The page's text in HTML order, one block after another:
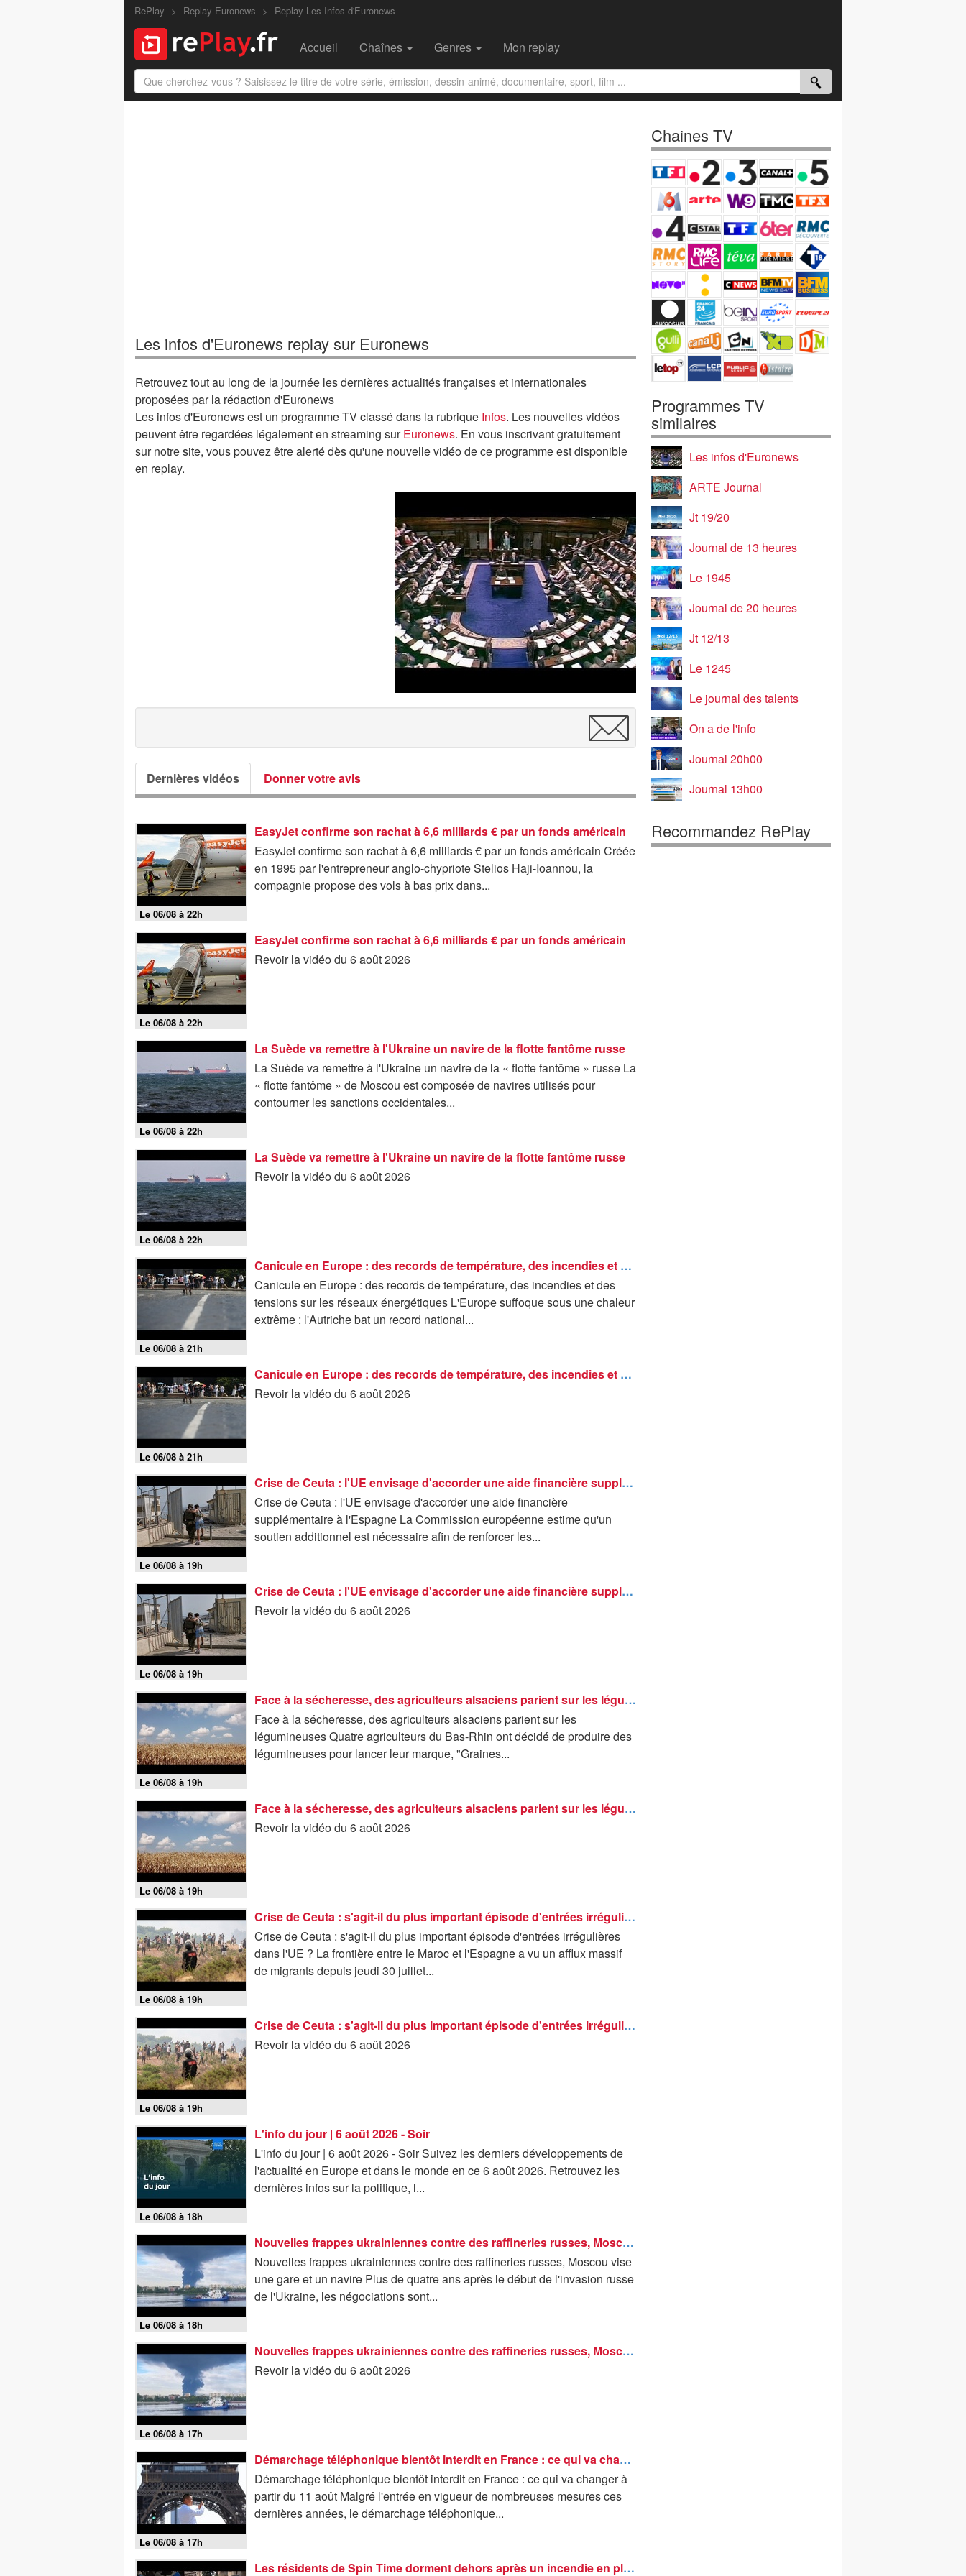
RePlay Replay Euronews Replay Les Infos d'Euronews
Accueil Chaînes Genres Mon replay
Les infos d'Euronews replay sur Euronews
Retrouvez tout au long de la journée les dernières actualités françaises et internationales
proposées par la rédaction d'Euronews
Les infos d'Euronews est un programme TV classé dans la rubrique Infos. Les nouvelles vidéos
peuvent être regardées légalement en streaming surEuronews. En vous inscrivant gratuitement
sur notre site, vous pouvez être alerté dès qu'une nouvelle vidéo de ce programme est disponible
en replay.
Dernières vidéos Donner votre avis
Le 06/08 à 22h
EasyJet confirme son rachat à 6,6 milliards € par un fonds américain
EasyJet confirme son rachat à 6,6 milliards € par un fonds américain Créée
en 1995 par l'entrepreneur anglo-chypriote Stelios Haji-Ioannou, la
compagnie propose des vols à bas prix dans...
Le 06/08 à 22h
EasyJet confirme son rachat à 6,6 milliards € par un fonds américain
Revoir la vidéo du 6 août 2026
Le 06/08 à 22h
La Suède va remettre à l'Ukraine un navire de la flotte fantôme russe
La Suède va remettre à l'Ukraine un navire de la « flotte fantôme » russe La
« flotte fantôme » de Moscou est composée de navires utilisés pour
contourner les sanctions occidentales...
Le 06/08 à 22h
La Suède va remettre à l'Ukraine un navire de la flotte fantôme russe
Revoir la vidéo du 6 août 2026
Le 06/08 à 21h
Canicule en Europe : des records de température, des incendies et des tensions sur les réseaux...
Canicule en Europe : des records de température, des incendies et des
tensions sur les réseaux énergétiques L'Europe suffoque sous une chaleur
extrême : l'Autriche bat un record national...
Le 06/08 à 21h
Canicule en Europe : des records de température, des incendies et des tensions sur les réseaux...
Revoir la vidéo du 6 août 2026
Le 06/08 à 19h
Crise de Ceuta : l'UE envisage d'accorder une aide financière supplémentaire à l'Espagne
Crise de Ceuta : l'UE envisage d'accorder une aide financière
supplémentaire à l'Espagne La Commission européenne estime qu'un
soutien additionnel est nécessaire afin de renforcer les...
Le 06/08 à 19h
Crise de Ceuta : l'UE envisage d'accorder une aide financière supplémentaire à l'Espagne
Revoir la vidéo du 6 août 2026
Le 06/08 à 19h
Face à la sécheresse, des agriculteurs alsaciens parient sur les légumineuses
Face à la sécheresse, des agriculteurs alsaciens parient sur les
légumineuses Quatre agriculteurs du Bas-Rhin ont décidé de produire des
légumineuses pour lancer leur marque, "Graines...
Le 06/08 à 19h
Face à la sécheresse, des agriculteurs alsaciens parient sur les légumineuses
Revoir la vidéo du 6 août 2026
Le 06/08 à 19h
Crise de Ceuta : s'agit-il du plus important épisode d'entrées irrégulières dans l'UE ?
Crise de Ceuta : s'agit-il du plus important épisode d'entrées irrégulières
dans l'UE ? La frontière entre le Maroc et l'Espagne a vu un afflux massif
de migrants depuis jeudi 30 juillet...
Le 06/08 à 19h
Crise de Ceuta : s'agit-il du plus important épisode d'entrées irrégulières dans l'UE ?
Revoir la vidéo du 6 août 2026
Le 06/08 à 18h
L'info du jour | 6 août 2026 - Soir
L'info du jour | 6 août 2026 - Soir Suivez les derniers développements de
l'actualité en Europe et dans le monde en ce 6 août 2026. Retrouvez les
dernières infos sur la politique, l...
Le 06/08 à 18h
Nouvelles frappes ukrainiennes contre des raffineries russes, Moscou vise une gare et un navire
Nouvelles frappes ukrainiennes contre des raffineries russes, Moscou vise
une gare et un navire Plus de quatre ans après le début de l'invasion russe
de l'Ukraine, les négociations sont...
Le 06/08 à 17h
Nouvelles frappes ukrainiennes contre des raffineries russes, Moscou vise une gare et un navire
Revoir la vidéo du 6 août 2026
Le 06/08 à 17h
Démarchage téléphonique bientôt interdit en France : ce qui va changer à partir du 11 août
Démarchage téléphonique bientôt interdit en France : ce qui va changer à
partir du 11 août Malgré l'entrée en vigueur de nombreuses mesures ces
dernières années, le démarchage téléphonique...
Les résidents de Spin Time dorment dehors après un incendie en pleine canicule
Chaines TV
Programmes TV
similaires
Les infos d'Euronews
ARTE Journal
Jt 19/20
Journal de 13 heures
Le 1945
Journal de 20 heures
Jt 12/13
Le 1245
Le journal des talents
On a de l'info
Journal 20h00
Journal 13h00
Recommandez RePlay